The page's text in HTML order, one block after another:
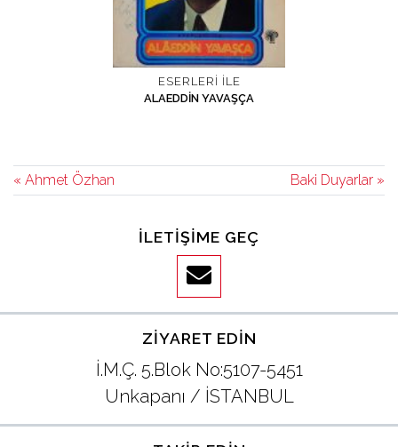
ESERLERI İLE
ALAEDDIN YAVAŞÇA
« Ahmet Özhan Baki Duyarlar »
İLETIŞIME GEÇ
ZIYARET EDIN
İ.M.Ç. 5.Blok No:5107-5451
Unkapanı / İSTANBUL